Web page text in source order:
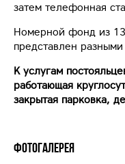
затем телефонная
Номерной фонд из
представлен
К услугам
работающая
закрытая парковка, де
Фотогалерея